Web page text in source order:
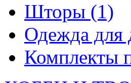
Шторы (1)
Одежда для
Комплекты